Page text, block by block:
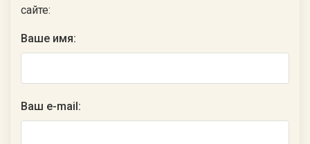
сайте:
Ваше имя:
Ваш e-mail: